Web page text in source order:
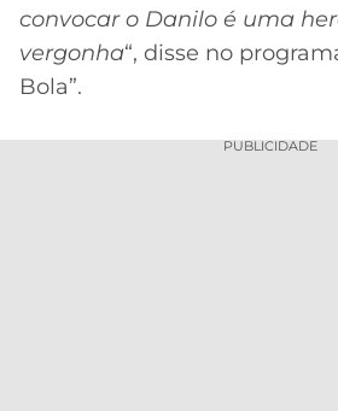
convocar o Danilo é uma
vergonha“, disse no
Bola”.
PUBLICIDADE